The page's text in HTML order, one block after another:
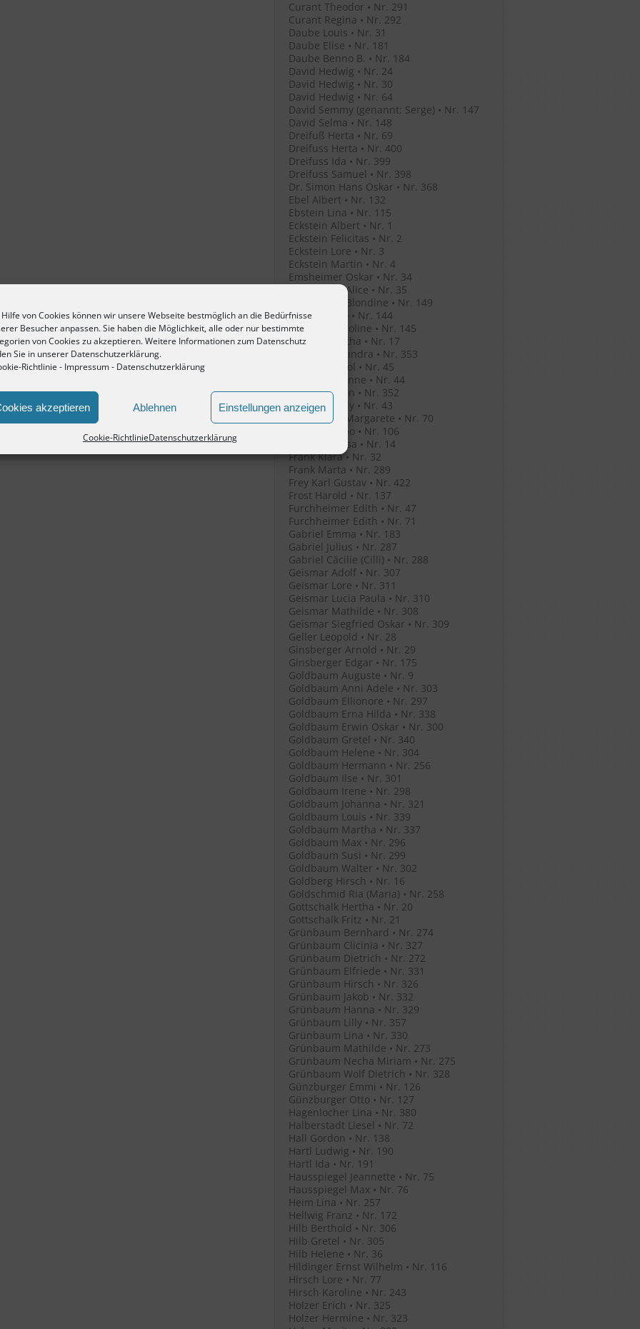
von Cookies können wir unsere Webseite bestmöglich an die Bedürfnisse
Besucher anpassen. Sie haben die Möglichkeit, alle oder nur bestimmte
von Cookies zu akzeptieren. Weitere Informationen zum Datenschutz
Sie in unserer Datenschutzerklärung.
Richtlinie - Impressum- Datenschutzerklärung
akzeptieren Ablehnen Einstellungen anzeigen
Cookie-RichtlinieDatenschutzerklärung
Curant Theodor • Nr. 291
Curant Regina • Nr. 292
Daube Louis • Nr. 31
Daube Elise • Nr. 181
Daube Benno B. • Nr. 184
David Hedwig • Nr. 24
David Hedwig • Nr. 30
David Hedwig • Nr. 64
David Semmy (genannt: Serge) • Nr. 147
David Selma • Nr. 148
Dreifuß Herta • Nr. 69
Dreifuss Herta • Nr. 400
Dreifuss Ida • Nr. 399
Dreifuss Samuel • Nr. 398
Dr. Simon Hans Oskar • Nr. 368
Ebel Albert • Nr. 132
Ebstein Lina • Nr. 115
Eckstein Albert • Nr. 1
Eckstein Felicitas • Nr. 2
Eckstein Lore • Nr. 3
Eckstein Martin • Nr. 4
Emsheimer Oskar • Nr. 34
Emsheimer Alice • Nr. 35
Emsheimer Blondine • Nr. 149
Erlanger Leo • Nr. 144
Erlanger Karoline • Nr. 145
Fetterer Bertha • Nr. 17
Filenko Alexandra • Nr. 353
Filenko Anatol • Nr. 45
Filenko Jeleanne • Nr. 44
Filenko Simon • Nr. 352
Filenko Witaly • Nr. 43
Fischer Eva Margarete • Nr. 70
Fischer Bruno • Nr. 106
Fleischer Rosa • Nr. 14
Frank Klara • Nr. 32
Frank Marta • Nr. 289
Frey Karl Gustav • Nr. 422
Frost Harold • Nr. 137
Furchheimer Edith • Nr. 47
Furchheimer Edith • Nr. 71
Gabriel Emma • Nr. 183
Gabriel Julius • Nr. 287
Gabriel Cäcilie (Cilli) • Nr. 288
Geismar Adolf • Nr. 307
Geismar Lore • Nr. 311
Geismar Lucia Paula • Nr. 310
Geismar Mathilde • Nr. 308
Geismar Siegfried Oskar • Nr. 309
Geller Leopold • Nr. 28
Ginsberger Arnold • Nr. 29
Ginsberger Edgar • Nr. 175
Goldbaum Auguste • Nr. 9
Goldbaum Anni Adele • Nr. 303
Goldbaum Ellionore • Nr. 297
Goldbaum Erna Hilda • Nr. 338
Goldbaum Erwin Oskar • Nr. 300
Goldbaum Gretel • Nr. 340
Goldbaum Helene • Nr. 304
Goldbaum Hermann • Nr. 256
Goldbaum Ilse • Nr. 301
Goldbaum Irene • Nr. 298
Goldbaum Johanna • Nr. 321
Goldbaum Louis • Nr. 339
Goldbaum Martha • Nr. 337
Goldbaum Max • Nr. 296
Goldbaum Susi • Nr. 299
Goldbaum Walter • Nr. 302
Goldberg Hirsch • Nr. 16
Goldschmid Ria (Maria) • Nr. 258
Gottschalk Hertha • Nr. 20
Gottschalk Fritz • Nr. 21
Grünbaum Bernhard • Nr. 274
Grünbaum Clicinia • Nr. 327
Grünbaum Dietrich • Nr. 272
Grünbaum Elfriede • Nr. 331
Grünbaum Hirsch • Nr. 326
Grünbaum Jakob • Nr. 332
Grünbaum Hanna • Nr. 329
Grünbaum Lilly • Nr. 357
Grünbaum Lina • Nr. 330
Grünbaum Mathilde • Nr. 273
Grünbaum Necha Miriam • Nr. 275
Grünbaum Wolf Dietrich • Nr. 328
Günzburger Emmi • Nr. 126
Günzburger Otto • Nr. 127
Hagenlocher Lina • Nr. 380
Halberstadt Liesel • Nr. 72
Hall Gordon • Nr. 138
Hartl Ludwig • Nr. 190
Hartl Ida • Nr. 191
Hausspiegel Jeannette • Nr. 75
Hausspiegel Max • Nr. 76
Heim Lina • Nr. 257
Hellwig Franz • Nr. 172
Hilb Berthold • Nr. 306
Hilb Gretel • Nr. 305
Hilb Helene • Nr. 36
Hildinger Ernst Wilhelm • Nr. 116
Hirsch Lore • Nr. 77
Hirsch Karoline • Nr. 243
Holzer Erich • Nr. 325
Holzer Hermine • Nr. 323